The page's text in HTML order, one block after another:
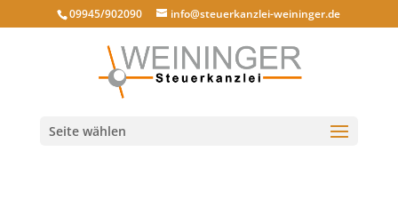
09945/902090 info@steuerkanzlei-weininger.de
Seite wählen